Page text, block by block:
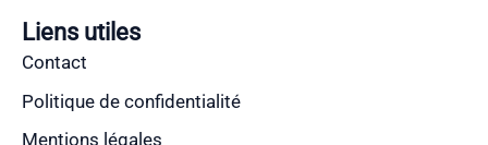
Liens utiles
Contact
Politique de confidentialité
Mentions légales